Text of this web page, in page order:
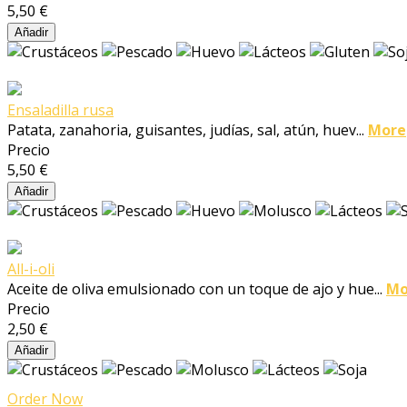
5,50 €
Añadir
Ensaladilla rusa
Patata, zanahoria, guisantes, judías, sal, atún, huev... More
Precio
5,50 €
Añadir
All-i-oli
Aceite de oliva emulsionado con un toque de ajo y hue...
Precio
2,50 €
Añadir
Order Now